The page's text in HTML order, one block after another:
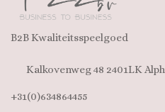
B2B Kwaliteitsspeelgoed
Kalkovenweg 48 2401LK
+31(0)634864455